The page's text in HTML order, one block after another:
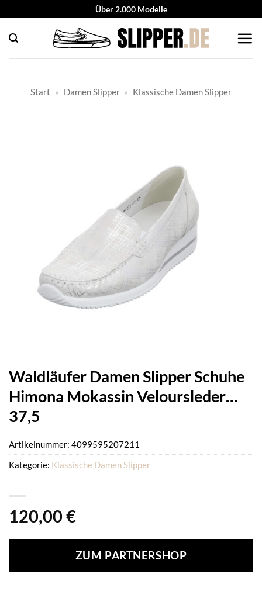
springen
Über 2.000 Modelle
Start » Damen Slipper » Klassische Damen Slipper
Waldläufer Damen Slipper Schuhe
Himona Mokassin Veloursleder…
37,5
120,00 €
ZUM PARTNERSHOP
Artikelnummer: 4099595207211
Kategorie: Klassische Damen Slipper